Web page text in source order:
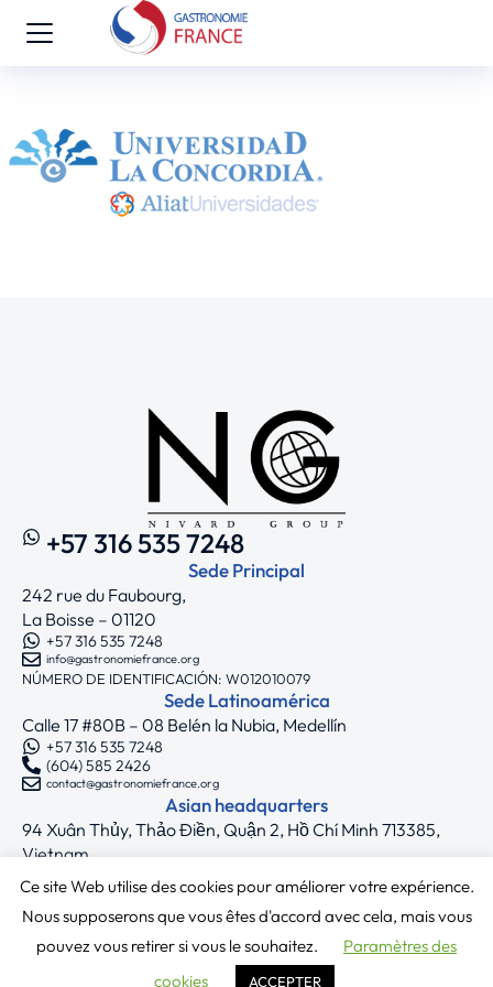
+57 316 535 7248
Sede Principal
242 rue du Faubourg,
La Boisse – 01120
+57 316 535 7248
info@gastronomiefrance.org
NÚMERO DE IDENTIFICACIÓN: W012010079
Sede Latinoamérica
Calle 17 #80B – 08 Belén la Nubia, Medellín
+57 316 535 7248
(604) 585 2426
contact@gastronomiefrance.org
Asian headquarters
94 Xuân Thủy, Thảo Điền, Quận 2, Hồ Chí Minh 713385,
Vietnam
+33 7 75 71 62 44
asia@gastronomiefrance.org
Síguenos
Copyright © 2025 Gastronomie France
Ce site Web utilise des cookies pour améliorer votre expérience.
Nous supposerons que vous êtes d'accord avec cela, mais vous
pouvez vous retirer si vous le souhaitez.
Paramètres des
cookies
ACCEPTER